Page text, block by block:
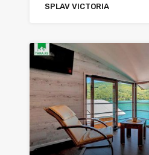
SPLAV VICTORIA